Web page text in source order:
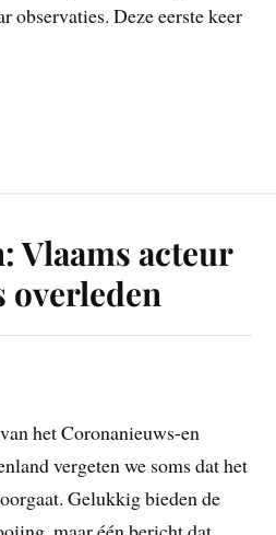
observaties. Deze eerste keer
Vlaams acteur
overleden
het Coronanieuws-en
vergeten we soms dat het
Gelukkig bieden de